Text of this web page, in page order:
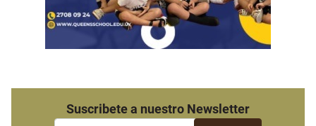
Suscribete a nuestro Newsletter